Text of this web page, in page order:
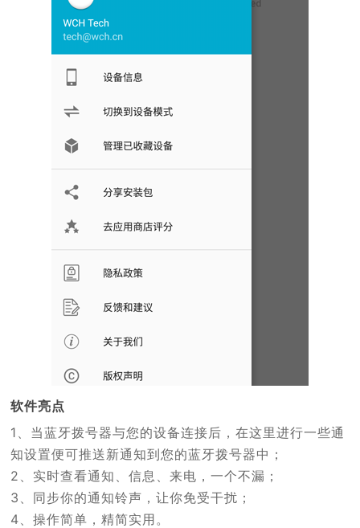
软件亮点
1、当蓝牙拨号器与您的设备连接后，在这里进行一些通
知设置便可推送新通知到您的蓝牙拨号器中；
2、实时查看通知、信息、来电，一个不漏；
3、同步你的通知铃声，让你免受干扰；
4、操作简单，精简实用。